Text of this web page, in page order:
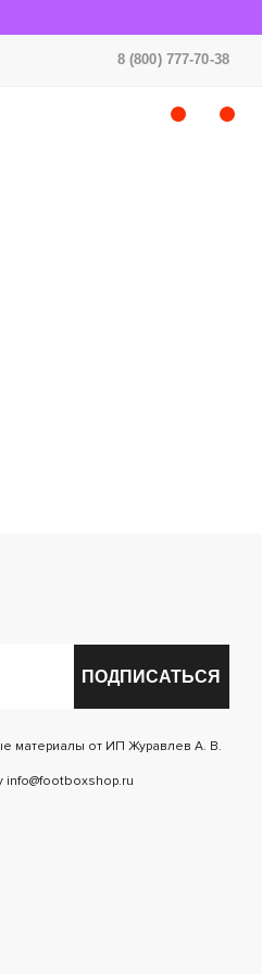
8 (800) 777-70-38
ПОДПИСАТЬСЯ
материалы от ИП Журавлев А. В.
info@footboxshop.ru